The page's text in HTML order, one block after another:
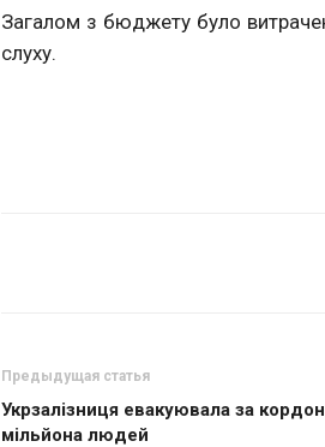
Загалом з бюджету було
слуху.
Предыдущая статья
Укрзалізниця евакуювала за кордон
мільйона людей